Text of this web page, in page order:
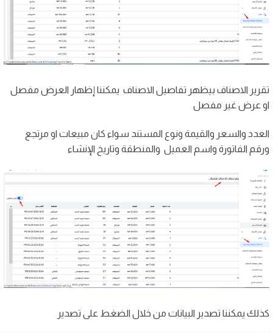
تقرير الاصناف بيظهر تفاصيل الاصناف يمكننا إظهار العرض مفصل
او عرض غير مفصل
العدد والسعر والقيمة ونوع المستند سواء كان مبيعات او مرتجع
ورقم الفاتورة واسم العميل والمنطقة وتاريخ الإنشاء
كذلك يمكننا تصدير البيانات من خلال الضغط على تصدير